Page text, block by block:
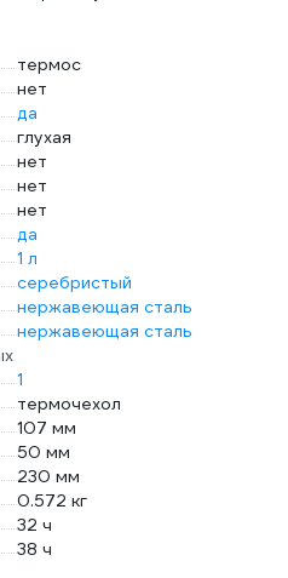
термос
нет
да
глухая
нет
нет
нет
да
1 л
серебристый
нержавеющая сталь
нержавеющая сталь
1
термочехол
107 мм
50 мм
230 мм
0.572 кг
32 ч
38 ч